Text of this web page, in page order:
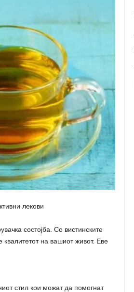
лекови
состојба. Со вистинските
на вашиот живот. Еве
стил кои можат да помогнат